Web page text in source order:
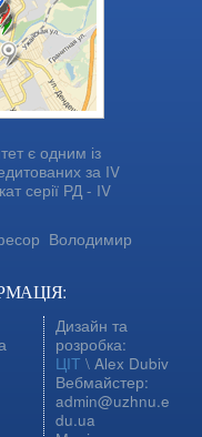
є одним із
за IV
серії РД - IV
Володимир
Дизайн та
розробка:
ЦІТ \ Alex Dubiv
Вебмайстер:
admin@uzhnu.e
du.ua